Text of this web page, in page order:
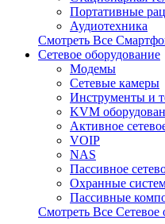
Портативные
Аудиотехника
Смотреть Все
Сетевое оборудование
Модемы
Сетевые камеры
Инструменты и
KVM
Активное
VOIP
NAS
Пассивное
Охранные
Пассивные
Смотреть Все Сетевое